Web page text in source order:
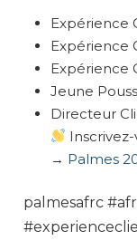
Expérience
Expérience
Expérience
Jeune
Directeur
→ Palmes
palmesafrc